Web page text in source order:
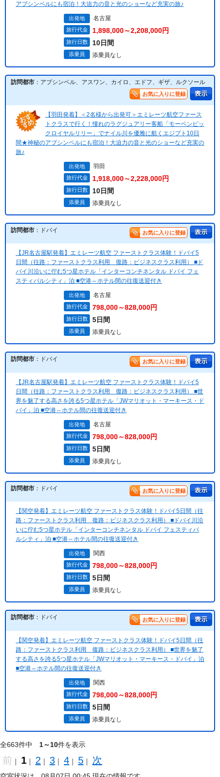
アブシンベルにも宿泊！大迫力の音と光のショーなど充実の旅♪
出発地 名古屋
旅行代金 1,898,000～2,208,000円
旅行日数 10日間
添乗員 添乗員なし
訪問都市 ：アブシンベル、アスワン、カイロ、エドフ、ギザ、ルクソール
お気に入りに登録
【羽田発着】＜2名様から出発可＞エミレーツ航空ファース
トクラスで行く！憧れのラグジュアリー客船「モーベンピッ
クロイヤルリリー」でナイル川を優雅に航くエジプト10日
間★神秘のアブシンベルにも宿泊！大迫力の音と光のショーなど充実の
旅♪
出発地 羽田
旅行代金 1,918,000～2,228,000円
旅行日数 10日間
添乗員 添乗員なし
訪問都市 ：ドバイ お気に入りに登録
【JR名古屋駅発着】エミレーツ航空 ファーストクラス体験！ドバイ5
日間（往路：ファーストクラス利用 復路：ビジネスクラス利用） ■ド
バイ川沿いに佇む5つ星ホテル「インターコンチネンタル ドバイ フェ
スティバルシティ」泊 ■空港⇔ホテル間の往復送迎付き
出発地 名古屋
旅行代金 798,000～828,000円
旅行日数 5日間
添乗員 添乗員なし
訪問都市 ：ドバイ お気に入りに登録
【JR名古屋駅発着】エミレーツ航空 ファーストクラス体験！ドバイ5
日間（往路：ファーストクラス利用 復路：ビジネスクラス利用） ■世
界を魅了する高さを誇る5つ星ホテル「JWマリオット・マーキース・ド
バイ」泊 ■空港⇔ホテル間の往復送迎付き
出発地 名古屋
旅行代金 798,000～828,000円
旅行日数 5日間
添乗員 添乗員なし
訪問都市 ：ドバイ お気に入りに登録
【関空発着】エミレーツ航空 ファーストクラス体験！ドバイ5日間（往
路：ファーストクラス利用 復路：ビジネスクラス利用） ■ドバイ川沿
いに佇む5つ星ホテル「インターコンチネンタル ドバイ フェスティバ
ルシティ」泊 ■空港⇔ホテル間の往復送迎付き
出発地 関西
旅行代金 798,000～828,000円
旅行日数 5日間
添乗員 添乗員なし
訪問都市 ：ドバイ お気に入りに登録
【関空発着】エミレーツ航空 ファーストクラス体験！ドバイ5日間（往
路：ファーストクラス利用 復路：ビジネスクラス利用） ■世界を魅了
する高さを誇る5つ星ホテル「JWマリオット・マーキース・ドバイ」泊
■空港⇔ホテル間の往復送迎付き
出発地 関西
旅行代金 798,000～828,000円
旅行日数 5日間
添乗員 添乗員なし
全663件中 1～10件を表示
前 ｜ 1 ｜ 2 ｜ 3 ｜ 4 ｜ 5 ｜ 次